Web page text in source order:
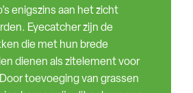
enigszins aan het zicht
Eyecatcher zijn de
die met hun brede
dienen als zitelement voor
toevoeging van grassen